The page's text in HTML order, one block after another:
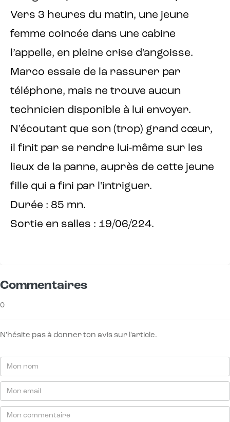
Vers 3 heures du matin, une jeune
femme coincée dans une cabine
l’appelle, en pleine crise d'angoisse.
Marco essaie de la rassurer par
téléphone, mais ne trouve aucun
technicien disponible à lui envoyer.
N'écoutant que son (trop) grand cœur,
il finit par se rendre lui-même sur les
lieux de la panne, auprès de cette jeune
fille qui a fini par l'intriguer.
Durée : 85 mn.
Sortie en salles : 19/06/224.
Commentaires
0
N'hésite pas à donner ton avis sur l'article.